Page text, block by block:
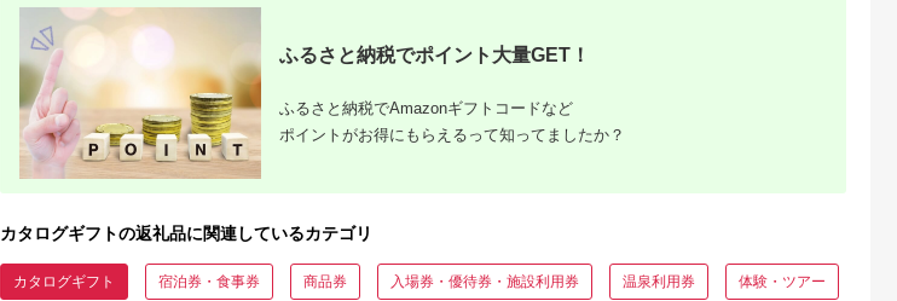
新版】ふるさと
以外」返礼品
フリマアプリのふるさと納
税返礼品の転売はおすす
ふるさと納税でポイント大量GET！
ふるさと納税でAmazonギフトコードなど
ポイントがお得にもらえるって知ってましたか？
カタログギフトの返礼品に関連しているカテゴリ
カタログギフト 宿泊券・食事券 商品券 入場券・優待券・施設利用券 温泉利用券 体験・ツアー